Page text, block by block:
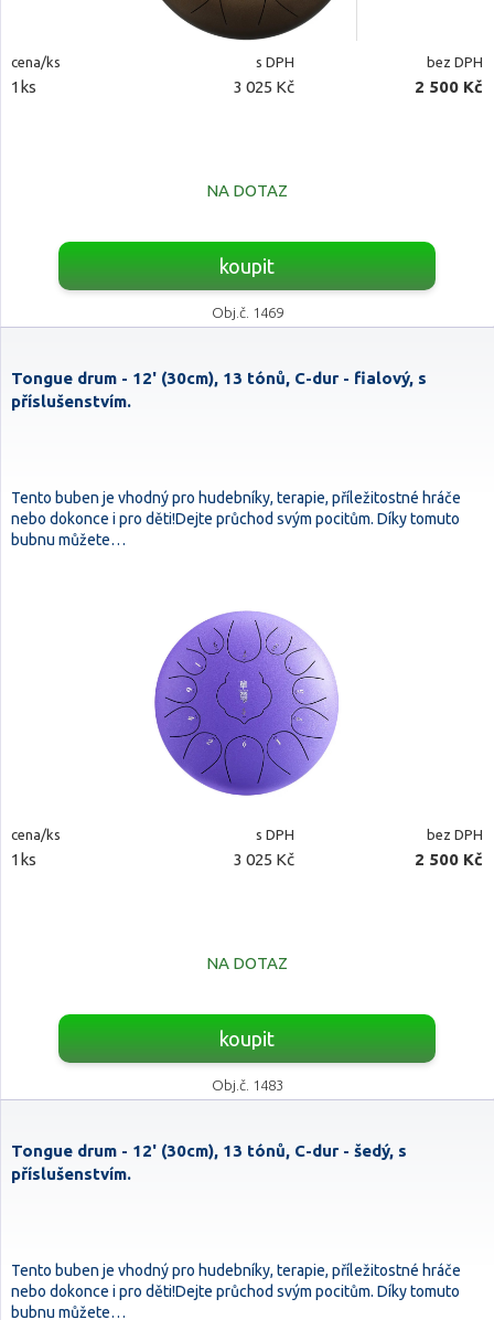
cena/ks s DPH bez DPH
1ks 3 025 Kč 2 500 Kč
NA DOTAZ
koupit
Obj.č. 1469
Tongue drum - 12' (30cm), 13 tónů, C-dur - fialový, s
příslušenstvím.
Tento buben je vhodný pro hudebníky, terapie, příležitostné hráče
nebo dokonce i pro děti!Dejte průchod svým pocitům. Díky tomuto
bubnu můžete…
cena/ks s DPH bez DPH
1ks 3 025 Kč 2 500 Kč
NA DOTAZ
koupit
Obj.č. 1483
Tongue drum - 12' (30cm), 13 tónů, C-dur - šedý, s
příslušenstvím.
Tento buben je vhodný pro hudebníky, terapie, příležitostné hráče
nebo dokonce i pro děti!Dejte průchod svým pocitům. Díky tomuto
bubnu můžete…